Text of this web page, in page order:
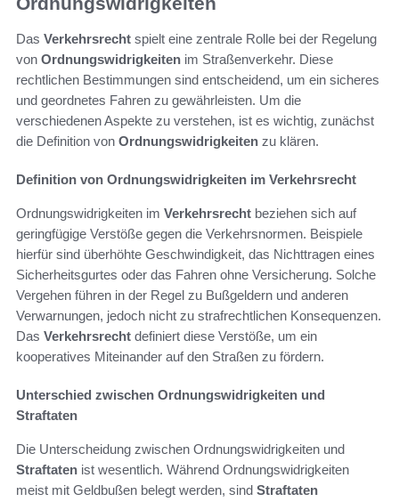
Das Verkehrsrecht spielt eine zentrale Rolle bei der Regelung
von Ordnungswidrigkeiten im Straßenverkehr. Diese
rechtlichen Bestimmungen sind entscheidend, um ein sicheres
und geordnetes Fahren zu gewährleisten. Um die
verschiedenen Aspekte zu verstehen, ist es wichtig, zunächst
die Definition von Ordnungswidrigkeiten zu klären.
Definition von Ordnungswidrigkeiten im Verkehrsrecht
Ordnungswidrigkeiten im Verkehrsrecht beziehen sich auf
geringfügige Verstöße gegen die Verkehrsnormen. Beispiele
hierfür sind überhöhte Geschwindigkeit, das Nichttragen eines
Sicherheitsgurtes oder das Fahren ohne Versicherung. Solche
Vergehen führen in der Regel zu Bußgeldern und anderen
Verwarnungen, jedoch nicht zu strafrechtlichen Konsequenzen.
Das Verkehrsrecht definiert diese Verstöße, um ein
kooperatives Miteinander auf den Straßen zu fördern.
Unterschied zwischen Ordnungswidrigkeiten und
Straftaten
Die Unterscheidung zwischen Ordnungswidrigkeiten und
Straftaten ist wesentlich. Während Ordnungswidrigkeiten
meist mit Geldbußen belegt werden, sind Straftaten